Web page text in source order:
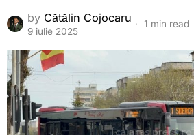
by Cătălin Cojocaru
9 iulie 2025
1 min read